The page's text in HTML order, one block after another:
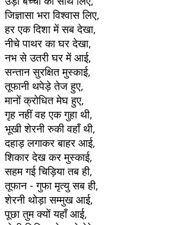
जिज्ञासा भरा विश्वास लिए,
हर एक दिशा में सब देखा,
नीचे पाथर का घर देखा,
नभ से उतरी घर में आई,
सन्तान सुरक्षित मुस्काई,
तूफानी थपेड़े तेज हुए,
मानों क्रोधित मेघ हुए,
गृह नहीं वह एक गुहा थी,
भूखी शेरनी रुकी वहाँ थी,
दहाड़ लगाकर बाहर आई,
शिकार देख कर मुस्काई,
सहम गई चिड़िया तब ही,
तूफान - गुफा मृत्यु सब ही,
शेरनी थोड़ा सम्मुख आई,
पूछा तुम क्यों यहाँ आई,